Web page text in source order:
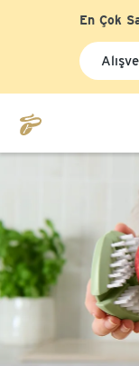
En Çok